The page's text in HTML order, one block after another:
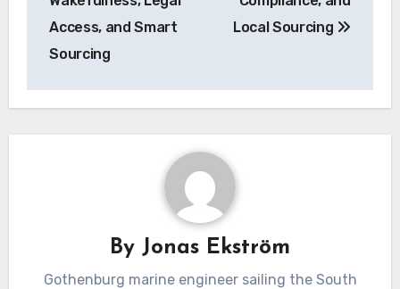
Access, and Smart
Sourcing
Local Sourcing
By Jonas Ekström
Gothenburg marine engineer sailing the South